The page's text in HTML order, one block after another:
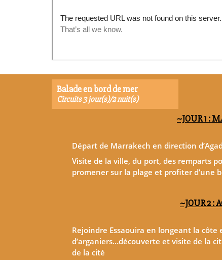
Balade en bord de mer
Circuits 3 jour(s)/2 nuit(s)
~JOUR 1 :
Départ de Marrakech en direction
Visite de la ville, du port, des remparts
promener sur la plage et profiter d’une
~JOUR 2 :
Rejoindre Essaouira en longeant la côte
d’arganiers…découverte et visite de la
de la cité